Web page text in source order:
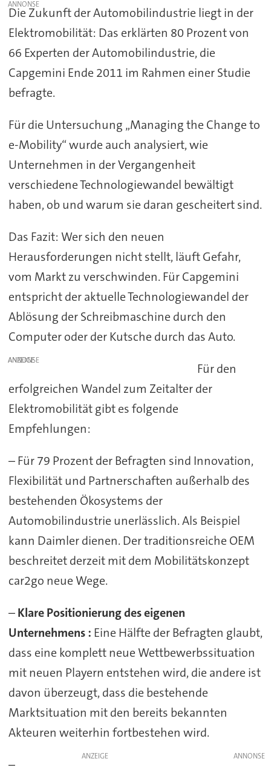
Die Zukunft der Automobilindustrie liegt in der
Elektromobilität: Das erklärten 80 Prozent von
66 Experten der Automobilindustrie, die
Capgemini Ende 2011 im Rahmen einer Studie
befragte.
Für die Untersuchung „Managing the Change to
e-Mobility“ wurde auch analysiert, wie
Unternehmen in der Vergangenheit
verschiedene Technologiewandel bewältigt
haben, ob und warum sie daran gescheitert sind.
Das Fazit: Wer sich den neuen
Herausforderungen nicht stellt, läuft Gefahr,
vom Markt zu verschwinden. Für Capgemini
entspricht der aktuelle Technologiewandel der
Ablösung der Schreibmaschine durch den
Computer oder der Kutsche durch das Auto.
ANZEIGE
Für den
erfolgreichen Wandel zum Zeitalter der
Elektromobilität gibt es folgende
Empfehlungen:
– Für 79 Prozent der Befragten sind Innovation,
Flexibilität und Partnerschaften außerhalb des
bestehenden Ökosystems der
Automobilindustrie unerlässlich. Als Beispiel
kann Daimler dienen. Der traditionsreiche OEM
beschreitet derzeit mit dem Mobilitätskonzept
car2go neue Wege.
–Klare Positionierung des eigenen
Unternehmens : Eine Hälfte der Befragten glaubt,
dass eine komplett neue Wettbewerbssituation
mit neuen Playern entstehen wird, die andere ist
davon überzeugt, dass die bestehende
Marktsituation mit den bereits bekannten
Akteuren weiterhin fortbestehen wird.
ANZEIGE
–